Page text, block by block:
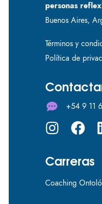
personas
Buenos Aires,
Términos y
Política de
+54 9 11
Carreras
Coaching